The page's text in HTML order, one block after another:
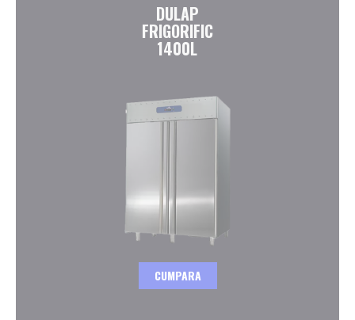
DULAP
FRIGORIFIC
1400L
CUMPARA